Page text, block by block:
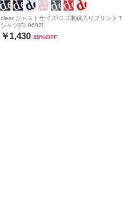
clear ジャストサイズ/ロゴ刺繍入りプリントＴ
シャツ[CL9692]
￥1,430 48%OFF